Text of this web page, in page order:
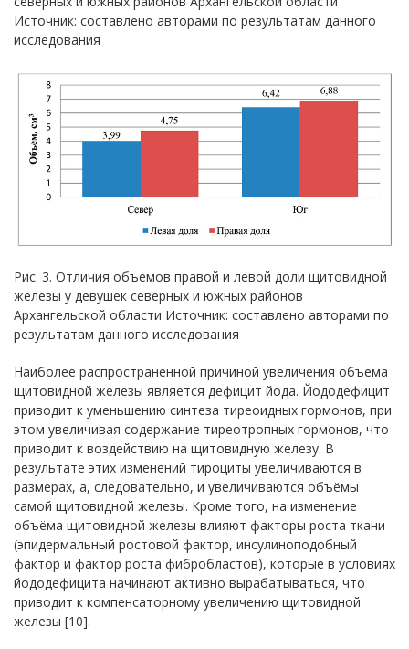
Источник: составлено авторами по результатам данного
исследования
Рис. 3. Отличия объемов правой и левой доли щитовидной
железы у девушек северных и южных районов
Архангельской области Источник: составлено авторами по
результатам данного исследования
Наиболее распространенной причиной увеличения объема
щитовидной железы является дефицит йода. Йододефицит
приводит к уменьшению синтеза тиреоидных гормонов, при
этом увеличивая содержание тиреотропных гормонов, что
приводит к воздействию на щитовидную железу. В
результате этих изменений тироциты увеличиваются в
размерах, а, следовательно, и увеличиваются объёмы
самой щитовидной железы. Кроме того, на изменение
объёма щитовидной железы влияют факторы роста ткани
(эпидермальный ростовой фактор, инсулиноподобный
фактор и фактор роста фибробластов), которые в условиях
йододефицита начинают активно вырабатываться, что
приводит к компенсаторному увеличению щитовидной
железы [10].